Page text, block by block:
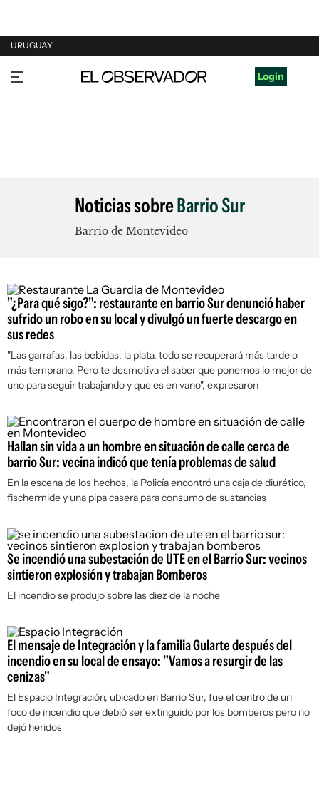
URUGUAY
URUGUAY
ARGENTINA
Login
Noticias sobreBarrio Sur
Barrio de Montevideo
"¿Para qué sigo?": restaurante en barrio Sur denunció haber
sufrido un robo en su local y divulgó un fuerte descargo en
sus redes
"Las garrafas, las bebidas, la plata, todo se recuperará más tarde o
más temprano. Pero te desmotiva el saber que ponemos lo mejor de
uno para seguir trabajando y que es en vano", expresaron
Hallan sin vida a un hombre en situación de calle cerca de
barrio Sur: vecina indicó que tenía problemas de salud
En la escena de los hechos, la Policía encontró una caja de diurético,
fischermide y una pipa casera para consumo de sustancias
Se incendió una subestación de UTE en el Barrio Sur: vecinos
sintieron explosión y trabajan Bomberos
El incendio se produjo sobre las diez de la noche
El mensaje de Integración y la familia Gularte después del
incendio en su local de ensayo: "Vamos a resurgir de las
cenizas"
El Espacio Integración, ubicado en Barrio Sur, fue el centro de un
foco de incendio que debió ser extinguido por los bomberos pero no
dejó heridos